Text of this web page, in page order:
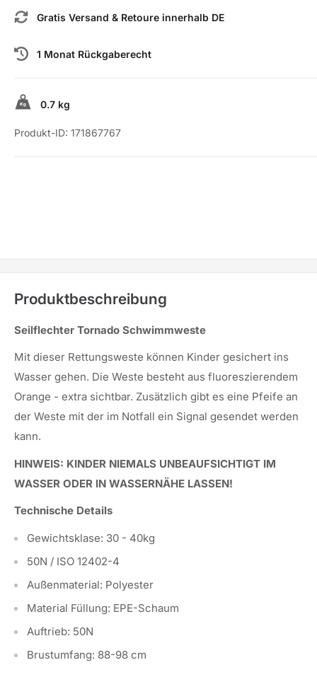
Gratis Versand & Retoure innerhalb DE
1 Monat Rückgaberecht
0.7 kg
Produkt-ID: 171867767
Produktbeschreibung
Seilflechter Tornado Schwimmweste
Mit dieser Rettungsweste können Kinder gesichert ins
Wasser gehen. Die Weste besteht aus fluoreszierendem
Orange - extra sichtbar. Zusätzlich gibt es eine Pfeife an
der Weste mit der im Notfall ein Signal gesendet werden
kann.
HINWEIS: KINDER NIEMALS UNBEAUFSICHTIGT IM
WASSER ODER IN WASSERNÄHE LASSEN!
Technische Details
Gewichtsklase: 30 - 40kg
50N / ISO 12402-4
Außenmaterial: Polyester
Material Füllung: EPE-Schaum
Auftrieb: 50N
Brustumfang: 88-98 cm